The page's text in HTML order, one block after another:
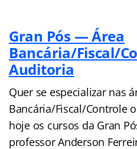
Gran Pós — Área
Bancária/Fiscal/
Auditoria
Quer se especializar nas
Bancária/Fiscal/Controle
hoje os cursos da Gran
professor Anderson